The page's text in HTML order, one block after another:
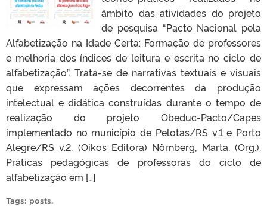
âmbito das atividades do projeto
de pesquisa “Pacto Nacional pela
Alfabetização na Idade Certa: Formação de professores
e melhoria dos índices de leitura e escrita no ciclo de
alfabetização”. Trata-se de narrativas textuais e visuais
que expressam ações decorrentes da produção
intelectual e didática construídas durante o tempo de
realização do projeto Obeduc-Pacto/Capes
implementado no município de Pelotas/RS v.1 e Porto
Alegre/RS v.2. (Oikos Editora) Nörnberg, Marta. (Org.).
Práticas pedagógicas de professoras do ciclo de
alfabetização em […]
Tags: posts.